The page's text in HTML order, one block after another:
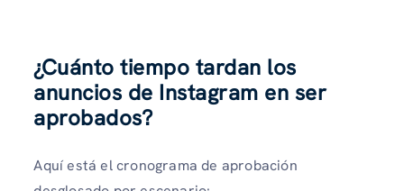
¿Cuánto tiempo tardan los
anuncios de Instagram en ser
aprobados?
Aquí está el cronograma de aprobación